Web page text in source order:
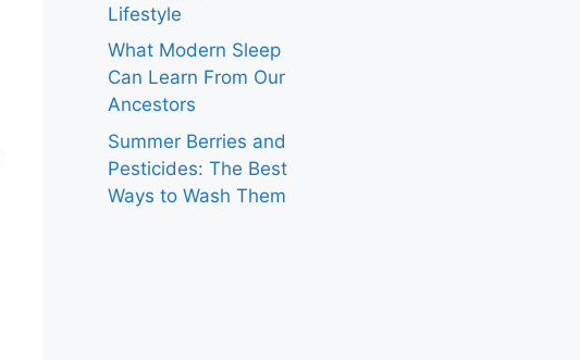
Lifestyle
What Modern Sleep
Can Learn From Our
Ancestors
Summer Berries and
Pesticides: The Best
Ways to Wash Them